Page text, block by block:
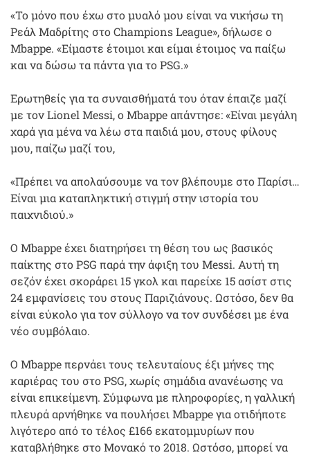
«Το μόνο που έχω στο μυαλό μου είναι να νικήσω τη
Ρεάλ Μαδρίτης στο Champions League», δήλωσε ο
Mbappe. «Είμαστε έτοιμοι και είμαι έτοιμος να παίξω
και να δώσω τα πάντα για το PSG.»
Ερωτηθείς για τα συναισθήματά του όταν έπαιζε μαζί
με τον Lionel Messi, ο Mbappe απάντησε: «Είναι μεγάλη
χαρά για μένα να λέω στα παιδιά μου, στους φίλους
μου, παίζω μαζί του,
«Πρέπει να απολαύσουμε να τον βλέπουμε στο Παρίσι…
Είναι μια καταπληκτική στιγμή στην ιστορία του
παιχνιδιού.»
Ο Mbappe έχει διατηρήσει τη θέση του ως βασικός
παίκτης στο PSG παρά την άφιξη του Messi. Αυτή τη
σεζόν έχει σκοράρει 15 γκολ και παρείχε 15 ασίστ στις
24 εμφανίσεις του στους Παριζιάνους. Ωστόσο, δεν θα
είναι εύκολο για τον σύλλογο να τον συνδέσει με ένα
νέο συμβόλαιο.
Ο Mbappe περνάει τους τελευταίους έξι μήνες της
καριέρας του στο PSG, χωρίς σημάδια ανανέωσης να
είναι επικείμενη. Σύμφωνα με πληροφορίες, η γαλλική
πλευρά αρνήθηκε να πουλήσει Mbappe για οτιδήποτε
λιγότερο από το τέλος £166 εκατομμυρίων που
καταβλήθηκε στο Μονακό το 2018. Ωστόσο, μπορεί να